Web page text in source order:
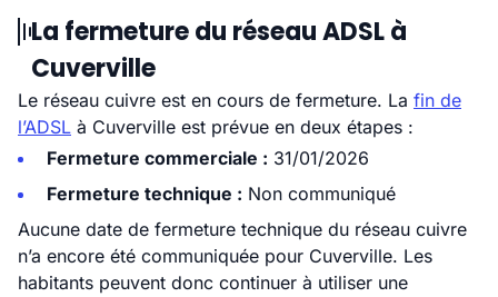
La fermeture du réseau ADSL à
Cuverville
Le réseau cuivre est en cours de fermeture. La fin de
l’ADSL à Cuverville est prévue en deux étapes :
Fermeture commerciale : 31/01/2026
Fermeture technique : Non communiqué
Aucune date de fermeture technique du réseau cuivre
n’a encore été communiquée pour Cuverville. Les
habitants peuvent donc continuer à utiliser une